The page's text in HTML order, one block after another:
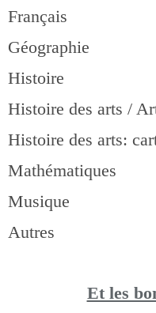
Français
Géographie
Histoire
Histoire des arts /
Histoire des arts:
Mathématiques
Musique
Autres
Et les